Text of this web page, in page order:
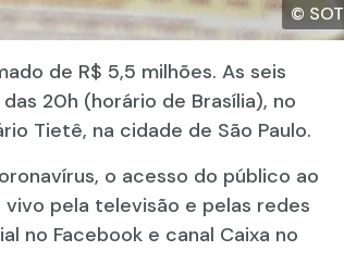
© SOT
de R$ 5,5 milhões. As seis
20h (horário de Brasília), no
Tietê, na cidade de São Paulo.
o acesso do público ao
pela televisão e pelas redes
no Facebook e canal Caixa no